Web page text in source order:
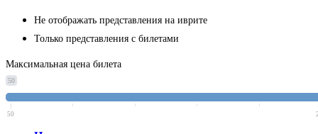
Не отображать представления на иврите
Только представления с билетами
Максимальная цена билета
50
50